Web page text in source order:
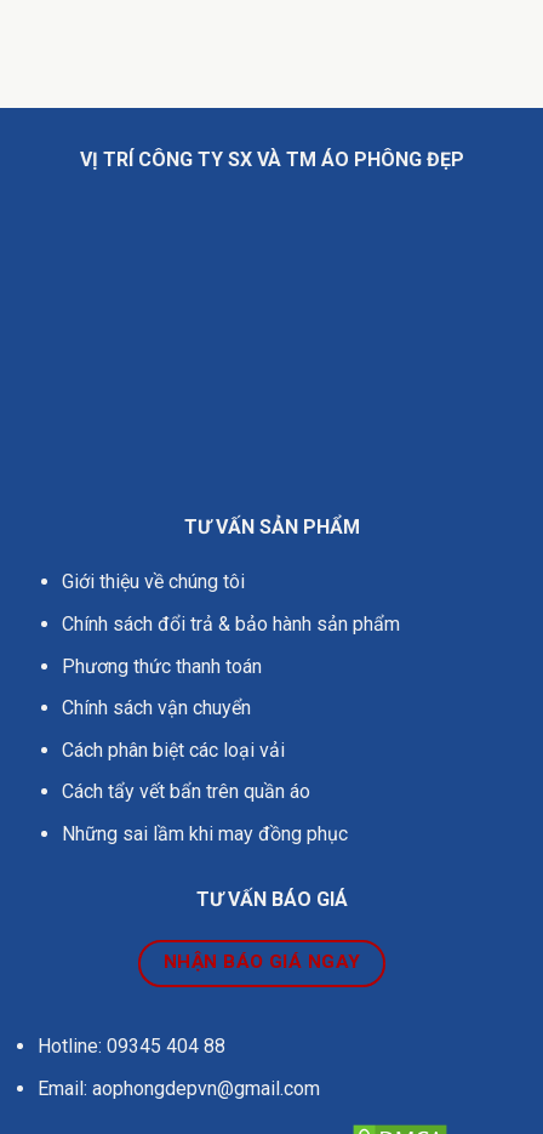
VỊ TRÍ CÔNG TY SX VÀ TM ÁO PHÔNG ĐẸP
TƯ VẤN SẢN PHẨM
Giới thiệu về chúng tôi
Chính sách đổi trả & bảo hành sản phẩm
Phương thức thanh toán
Chính sách vận chuyển
Cách phân biệt các loại vải
Cách tẩy vết bẩn trên quần áo
Những sai lầm khi may đồng phục
TƯ VẤN BÁO GIÁ
NHẬN BÁO GIÁ NGAY
Hotline: 09345 404 88
Email: aophongdepvn@gmail.com